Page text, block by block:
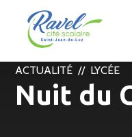
ACTUALITÉ // LYCÉE
Nuit du